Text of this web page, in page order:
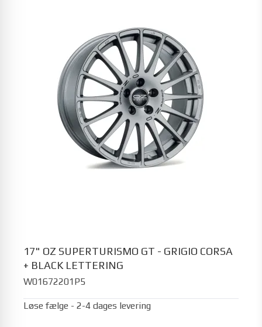
17" OZ SUPERTURISMO GT - GRIGIO CORSA
+ BLACK LETTERING
W01672201P5
Løse fælge - 2-4 dages levering